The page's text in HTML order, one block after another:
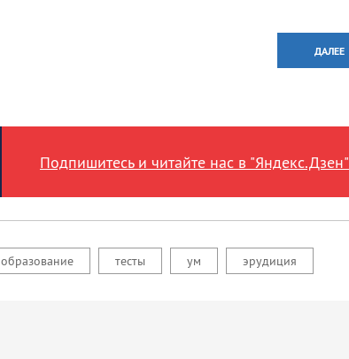
ДАЛЕЕ
Подпишитесь и читайте нас в "Яндекс.Дзен"
образование тесты ум эрудиция